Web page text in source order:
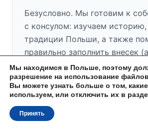
Безусловно. Мы готовим к
с консулом: изучаем историю,
традиции Польши, а также
правильно заполнить внесек
Карту Поляка.
Есть ли у вас
Мы находимся в Польше, поэтому
разрешение на использование
Вы можете узнать больше о том,
используем, или отключить их в
Принять